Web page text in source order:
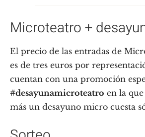
Microteatro +
El precio de las entradas de
es de tres euros por
cuentan con una promoción
#desayunamicroteatro en la
más un desayuno micro cuesta